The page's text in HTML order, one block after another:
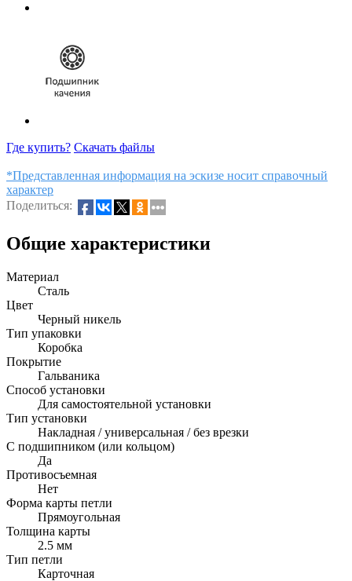
Где купить? Скачать файлы
*Представленная информация на эскизе носит справочный
характер
Поделиться:
Общие характеристики
Материал
Сталь
Цвет
Черный никель
Тип упаковки
Коробка
Покрытие
Гальваника
Способ установки
Для самостоятельной установки
Тип установки
Накладная / универсальная / без врезки
С подшипником (или кольцом)
Да
Противосъемная
Нет
Форма карты петли
Прямоугольная
Толщина карты
2.5 мм
Тип петли
Карточная